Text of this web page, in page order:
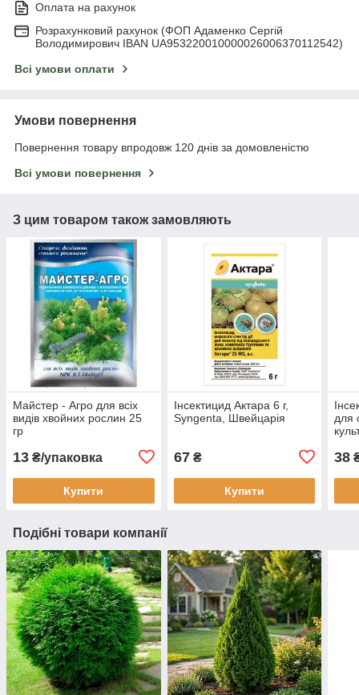
Оплата на рахунок
Розрахунковий рахунок (ФОП Адаменко Сергій
Володимирович IBAN UA953220010000026006370112542)
Всі умови оплати
Умови повернення
Повернення товару впродовж 120 днів за домовленістю
Всі умови повернення
З цим товаром також замовляють
Майстер - Агро для всіх
видів хвойних рослин 25
гр
13 ₴/упаковка
Купити
Інсектицид Актара 6 г,
Syngenta, Швейцарія
67₴
Купити
для
38
Подібні товари компанії